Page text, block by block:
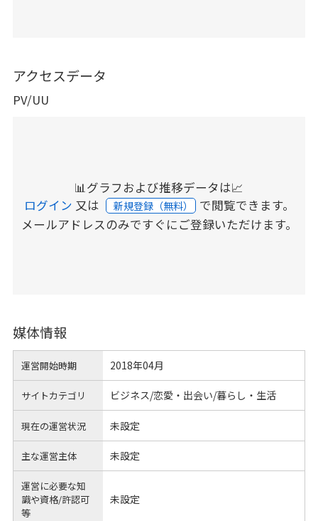
アクセスデータ
PV/UU
📊グラフおよび推移データは📈
ログイン 又は 新規登録（無料） で閲覧できます。
メールアドレスのみですぐにご登録いただけます。
媒体情報
運営開始時期 2018年04月
サイトカテゴリ ビジネス/恋愛・出会い/暮らし・生活
現在の運営状況 未設定
主な運営主体 未設定
運営に必要な知
識や資格/許認可
等
未設定